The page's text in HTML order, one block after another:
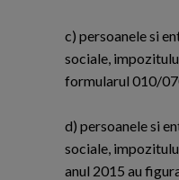
c) persoanele si
sociale,
formularul 010/
d) persoanele si
sociale,
anul 2015 au